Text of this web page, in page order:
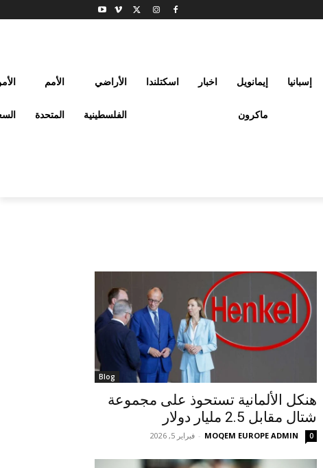
إسبانيا إيمانويل
ماكرون
اخبار اسكتلندا الأراضي
الفلسطينية
الأمم
المتحدة
Blog
هنكل الألمانية تستحوذ على مجموعة
شتال مقابل 2.5 مليار دولار
MOQEM EUROPE ADMIN
- فبراير 5, 2026 0